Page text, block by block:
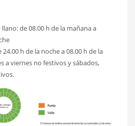
de 08.00 h de la mañana a
h de la noche a 08.00 h de la
a viernes no festivos y sábados,